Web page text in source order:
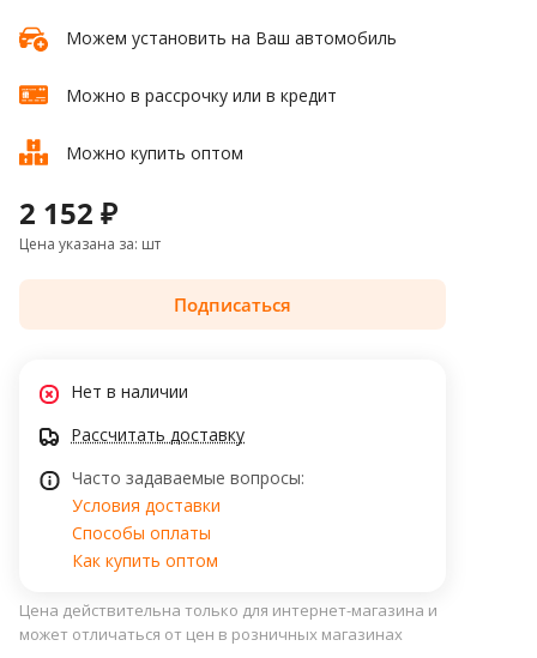
Можем установить на Ваш автомобиль
Можно в рассрочку или в кредит
Можно купить оптом
2 152 ₽
Цена указана за: шт
Подписаться
Нет в наличии
Рассчитать доставку
Часто задаваемые вопросы:
Условия доставки
Способы оплаты
Как купить оптом
Цена действительна только для интернет-магазина и
может отличаться от цен в розничных магазинах